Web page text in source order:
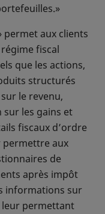
permet aux clients
fiscal
que les actions,
structurés
le revenu,
sur les gains et
fiscaux d’ordre
permettre aux
de
après impôt
informations sur
leur permettant